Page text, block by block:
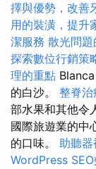
擇與優勢，改善
用的裝潢，提升
潔服務 散光問
探索數位行銷策
理的重點
的白沙。 整脊治
部水果和其他令
國際旅遊業的中
的口味。 助聽
WordPress